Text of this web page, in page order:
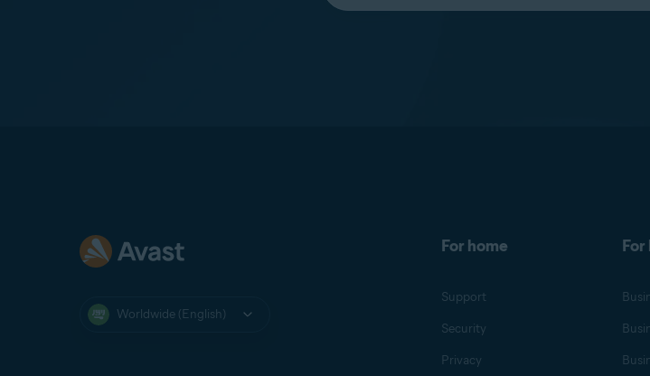
language:
Worldwide (English)
For home
Support
Security
Privacy
For